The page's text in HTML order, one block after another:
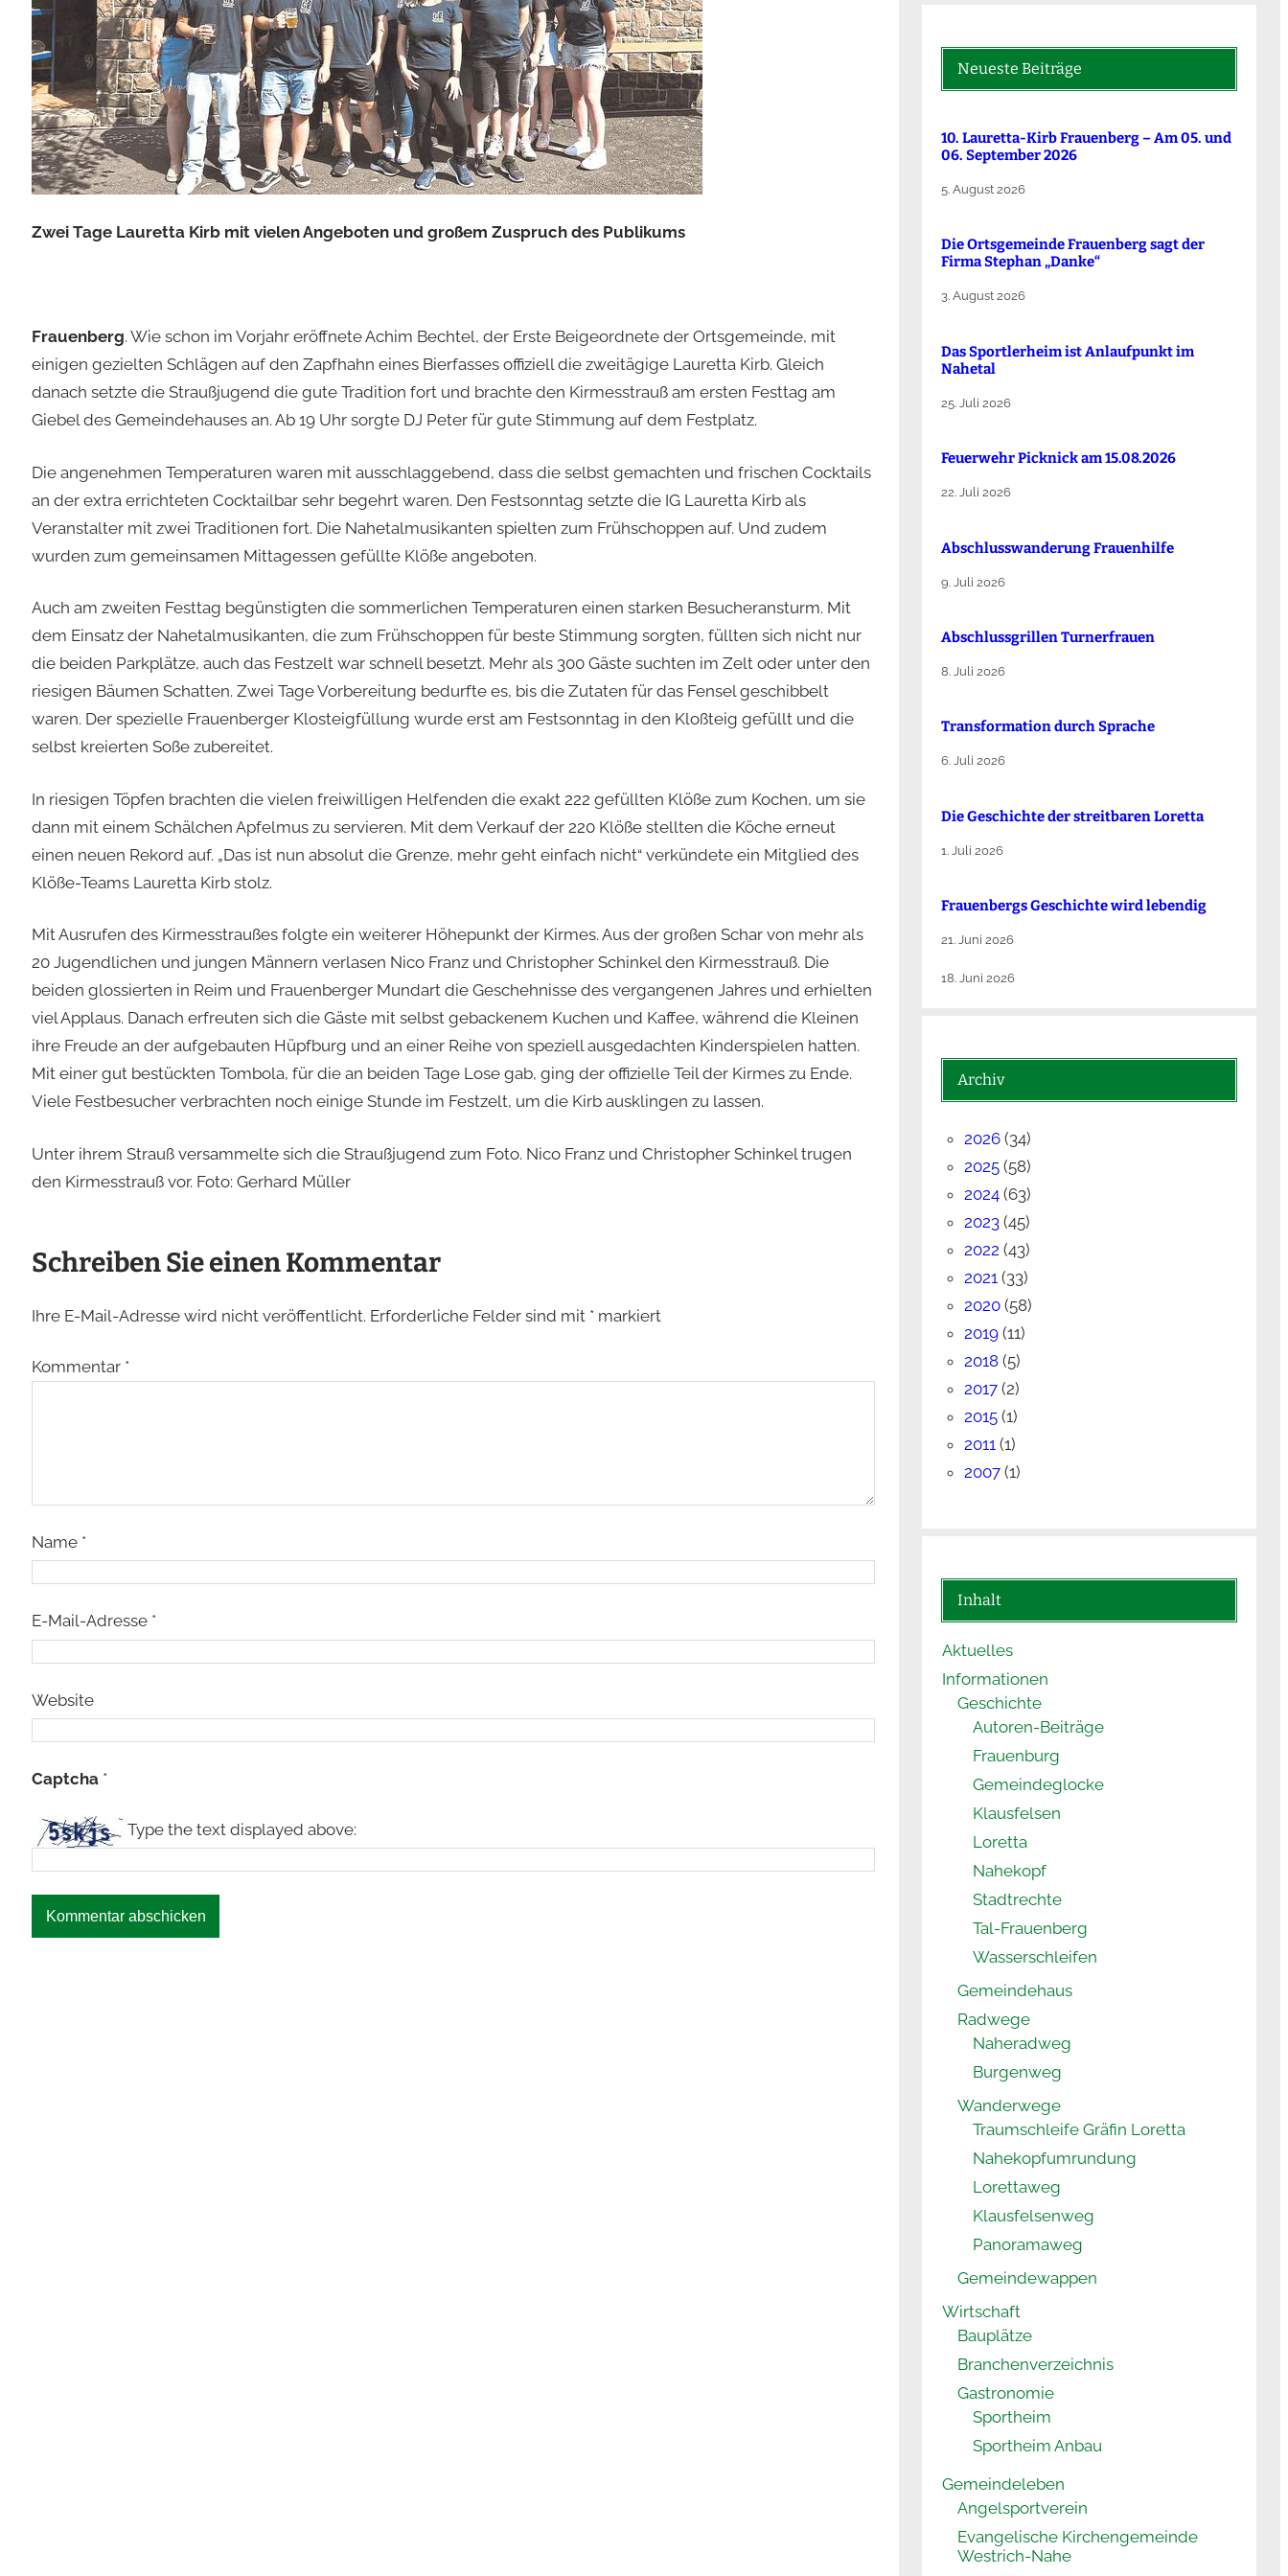
Zwei Tage Lauretta Kirb mit vielen Angeboten und großem Zuspruch des Publikums
Frauenberg. Wie schon im Vorjahr eröffnete Achim Bechtel, der Erste Beigeordnete der Ortsgemeinde, mit
einigen gezielten Schlägen auf den Zapfhahn eines Bierfasses offiziell die zweitägige Lauretta Kirb. Gleich
danach setzte die Straußjugend die gute Tradition fort und brachte den Kirmesstrauß am ersten Festtag am
Giebel des Gemeindehauses an. Ab 19 Uhr sorgte DJ Peter für gute Stimmung auf dem Festplatz.
Die angenehmen Temperaturen waren mit ausschlaggebend, dass die selbst gemachten und frischen Cocktails
an der extra errichteten Cocktailbar sehr begehrt waren. Den Festsonntag setzte die IG Lauretta Kirb als
Veranstalter mit zwei Traditionen fort. Die Nahetalmusikanten spielten zum Frühschoppen auf. Und zudem
wurden zum gemeinsamen Mittagessen gefüllte Klöße angeboten.
Auch am zweiten Festtag begünstigten die sommerlichen Temperaturen einen starken Besucheransturm. Mit
dem Einsatz der Nahetalmusikanten, die zum Frühschoppen für beste Stimmung sorgten, füllten sich nicht nur
die beiden Parkplätze, auch das Festzelt war schnell besetzt. Mehr als 300 Gäste suchten im Zelt oder unter den
riesigen Bäumen Schatten. Zwei Tage Vorbereitung bedurfte es, bis die Zutaten für das Fensel geschibbelt
waren. Der spezielle Frauenberger Klosteigfüllung wurde erst am Festsonntag in den Kloßteig gefüllt und die
selbst kreierten Soße zubereitet.
In riesigen Töpfen brachten die vielen freiwilligen Helfenden die exakt 222 gefüllten Klöße zum Kochen, um sie
dann mit einem Schälchen Apfelmus zu servieren. Mit dem Verkauf der 220 Klöße stellten die Köche erneut
einen neuen Rekord auf. „Das ist nun absolut die Grenze, mehr geht einfach nicht“ verkündete ein Mitglied des
Klöße-Teams Lauretta Kirb stolz.
Mit Ausrufen des Kirmesstraußes folgte ein weiterer Höhepunkt der Kirmes. Aus der großen Schar von mehr als
20 Jugendlichen und jungen Männern verlasen Nico Franz und Christopher Schinkel den Kirmesstrauß. Die
beiden glossierten in Reim und Frauenberger Mundart die Geschehnisse des vergangenen Jahres und erhielten
viel Applaus. Danach erfreuten sich die Gäste mit selbst gebackenem Kuchen und Kaffee, während die Kleinen
ihre Freude an der aufgebauten Hüpfburg und an einer Reihe von speziell ausgedachten Kinderspielen hatten.
Mit einer gut bestückten Tombola, für die an beiden Tage Lose gab, ging der offizielle Teil der Kirmes zu Ende.
Viele Festbesucher verbrachten noch einige Stunde im Festzelt, um die Kirb ausklingen zu lassen.
Unter ihrem Strauß versammelte sich die Straußjugend zum Foto. Nico Franz und Christopher Schinkel trugen
den Kirmesstrauß vor. Foto: Gerhard Müller
Schreiben Sie einen Kommentar
Ihre E-Mail-Adresse wird nicht veröffentlicht. Erforderliche Felder sind mit *markiert
Kommentar *
Name *
E-Mail-Adresse *
Website
Captcha *
Type the text displayed above:
Neueste Beiträge
10. Lauretta-Kirb Frauenberg – Am 05. und
06. September 2026
5. August 2026
Die Ortsgemeinde Frauenberg sagt der
Firma Stephan „Danke“
3. August 2026
Das Sportlerheim ist Anlaufpunkt im
Nahetal
25. Juli 2026
Feuerwehr Picknick am 15.08.2026
22. Juli 2026
Abschlusswanderung Frauenhilfe
9. Juli 2026
Abschlussgrillen Turnerfrauen
8. Juli 2026
Transformation durch Sprache
6. Juli 2026
Die Ge­schich­te der streit­ba­ren Lo­ret­ta
1. Juli 2026
Frauenbergs Geschichte wird lebendig
21. Juni 2026
18. Juni 2026
Archiv
2026 (34)
2025 (58)
2024 (63)
2023 (45)
2022 (43)
2021 (33)
2020 (58)
2019 (11)
2018 (5)
2017 (2)
2015 (1)
2011 (1)
2007 (1)
Inhalt
Aktuelles
Informationen
Geschichte
Autoren-Beiträge
Frauenburg
Gemeindeglocke
Klausfelsen
Loretta
Nahekopf
Stadtrechte
Tal-Frauenberg
Wasserschleifen
Gemeindehaus
Radwege
Naheradweg
Burgenweg
Wanderwege
Traumschleife Gräfin Loretta
Nahekopfumrundung
Lorettaweg
Klausfelsenweg
Panoramaweg
Gemeindewappen
Wirtschaft
Bauplätze
Branchenverzeichnis
Gastronomie
Sportheim
Sportheim Anbau
Gemeindeleben
Angelsportverein
Evangelische Kirchengemeinde
Westrich-Nahe